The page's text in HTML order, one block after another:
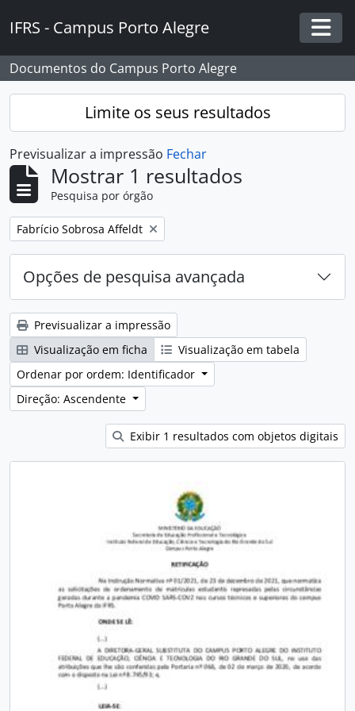
IFRS - Campus Porto Alegre
Documentos do Campus Porto Alegre
Limite os seus resultados
Previsualizar a impressão Fechar
Mostrar 1 resultados
Pesquisa por órgão
Remover filtro:
Fabrício Sobrosa Affeldt
Opções de pesquisa avançada
Previsualizar a impressão
Visualização em ficha
Visualização em tabela
Ordenar por ordem: Identificador
Direção: Ascendente
Exibir 1 resultados com objetos digitais